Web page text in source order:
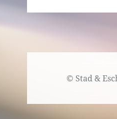
© Stad &